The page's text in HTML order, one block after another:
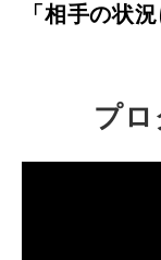
「相手の状
プ